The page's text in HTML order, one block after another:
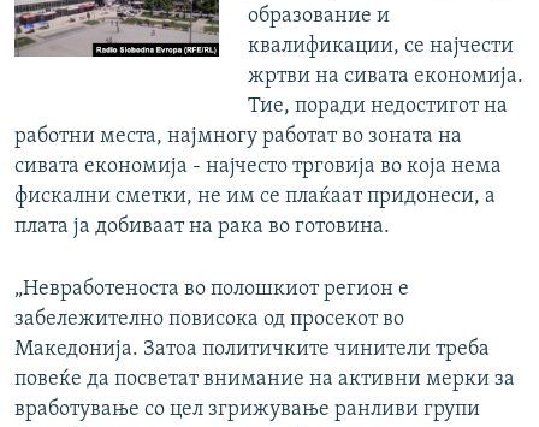
образование и
квалификации, се најчести
жртви на сивата економија.
Тие, поради недостигот на
работни места, најмногу работат во зоната на
сивата економија - најчесто трговија во која нема
фискални сметки, не им се плаќаат придонеси, а
плата ја добиваат на рака во готовина.
„Невработеноста во полошкиот регион е
забележително повисока од просекот во
Македонија. Затоа политичките чинители треба
повеќе да посветат внимание на активни мерки за
вработување со цел згрижување ранливи групи